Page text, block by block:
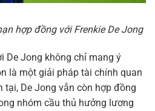
hợp đồng với Frenkie De Jong
De Jong không chỉ mang ý
là một giải pháp tài chính quan
tại, De Jong vẫn còn hợp đồng
nhóm cầu thủ hưởng lương